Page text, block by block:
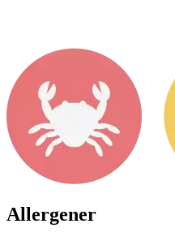
Allergener